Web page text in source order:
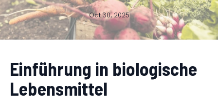
Oct 30, 2025
Einführung in biologische
Lebensmittel